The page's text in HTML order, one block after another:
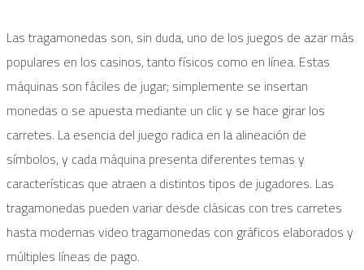
Las tragamonedas son, sin duda, uno de los juegos de azar más
populares en los casinos, tanto físicos como en línea. Estas
máquinas son fáciles de jugar; simplemente se insertan
monedas o se apuesta mediante un clic y se hace girar los
carretes. La esencia del juego radica en la alineación de
símbolos, y cada máquina presenta diferentes temas y
características que atraen a distintos tipos de jugadores. Las
tragamonedas pueden variar desde clásicas con tres carretes
hasta modernas video tragamonedas con gráficos elaborados y
múltiples líneas de pago.